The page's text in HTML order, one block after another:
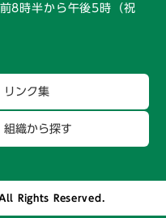
8時半から午後5時 （祝
リンク集
組織から探す
Rights Reserved.